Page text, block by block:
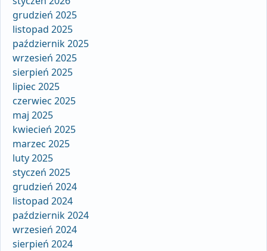
grudzień 2025
listopad 2025
październik 2025
wrzesień 2025
sierpień 2025
lipiec 2025
czerwiec 2025
maj 2025
kwiecień 2025
marzec 2025
luty 2025
styczeń 2025
grudzień 2024
listopad 2024
październik 2024
wrzesień 2024
sierpień 2024